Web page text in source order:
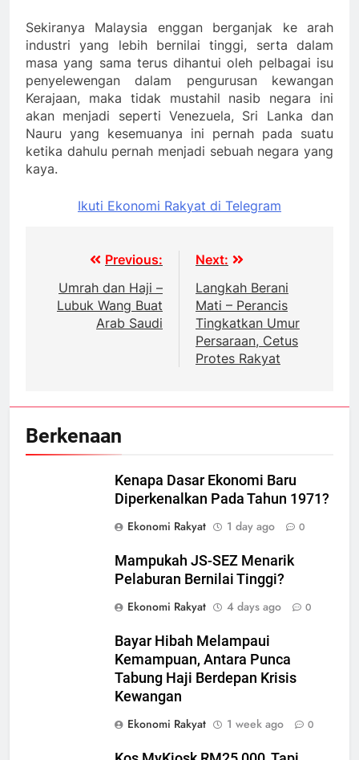
Sekiranya Malaysia enggan berganjak ke arah
industri yang lebih bernilai tinggi, serta dalam
masa yang sama terus dihantui oleh pelbagai isu
penyelewengan dalam pengurusan kewangan
Kerajaan, maka tidak mustahil nasib negara ini
akan menjadi seperti Venezuela, Sri Lanka dan
Nauru yang kesemuanya ini pernah pada suatu
ketika dahulu pernah menjadi sebuah negara yang
kaya.
Ikuti Ekonomi Rakyat di Telegram
navigation
Previous:
Umrah dan Haji –
Lubuk Wang Buat
Arab Saudi
Next:
Langkah Berani
Mati – Perancis
Tingkatkan Umur
Persaraan, Cetus
Protes Rakyat
Berkenaan
Kenapa Dasar Ekonomi Baru
Diperkenalkan Pada Tahun 1971?
Ekonomi Rakyat
1 day ago 0
Mampukah JS-SEZ Menarik
Pelaburan Bernilai Tinggi?
Ekonomi Rakyat
4 days ago 0
Bayar Hibah Melampaui
Kemampuan, Antara Punca
Tabung Haji Berdepan Krisis
Kewangan
Ekonomi Rakyat
1 week ago 0